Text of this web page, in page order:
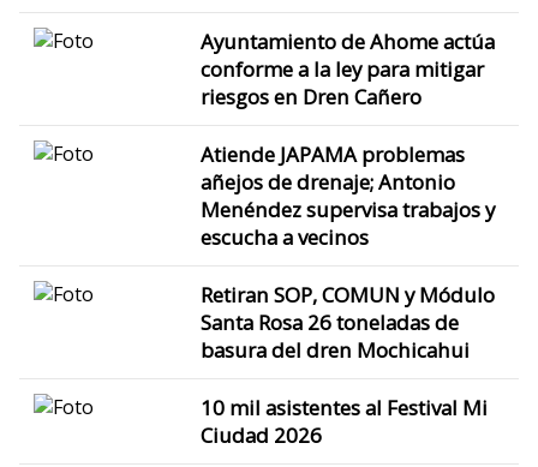
Ayuntamiento de Ahome actúa
conforme a la ley para mitigar
riesgos en Dren Cañero
Atiende JAPAMA problemas
añejos de drenaje; Antonio
Menéndez supervisa trabajos y
escucha a vecinos
Retiran SOP, COMUN y Módulo
Santa Rosa 26 toneladas de
basura del dren Mochicahui
10 mil asistentes al Festival Mi
Ciudad 2026